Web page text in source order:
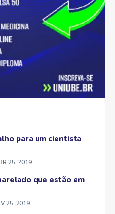
para um cientista
25, 2019
que estão em
25, 2019